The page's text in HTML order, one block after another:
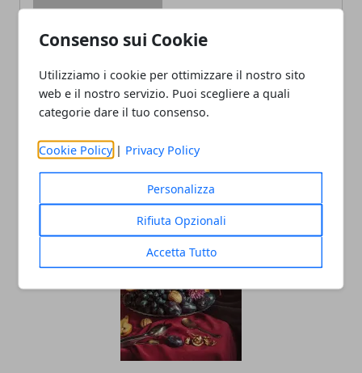
Consenso sui Cookie
Utilizziamo i cookie per ottimizzare il nostro sito
web e il nostro servizio. Puoi scegliere a quali
categorie dare il tuo consenso.
Cookie Policy | Privacy Policy
Personalizza
Rifiuta Opzionali
Accetta Tutto
ARTICOLI CORRELATI